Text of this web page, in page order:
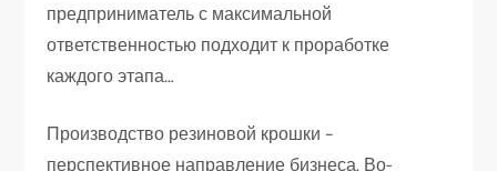
предприниматель с максимальной
ответственностью подходит к проработке
каждого этапа…
Производство резиновой крошки –
перспективное направление бизнеса. Во-